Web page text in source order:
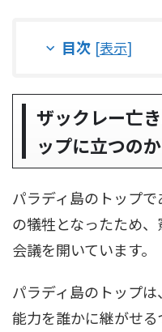
目次 [表示]
ザックレー亡
ップに立つの
パラディ島のトップ
の犠牲となったため
会議を開いています。
パラディ島のトップ
能力を誰かに継がせ